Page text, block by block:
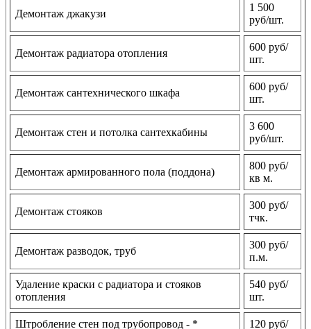
Демонтаж джакузи
1 500
руб/шт.
Демонтаж радиатора отопления
600 руб/
шт.
Демонтаж сантехнического шкафа
600 руб/
шт.
Демонтаж стен и потолка сантехкабины
3 600
руб/шт.
Демонтаж армированного пола (поддона)
800 руб/
кв м.
Демонтаж стояков
300 руб/
тчк.
Демонтаж разводок, труб
300 руб/
п.м.
Удаление краски с радиатора и стояков
отопления
540 руб/
шт.
Штробление стен под трубопровод - *
120 руб/